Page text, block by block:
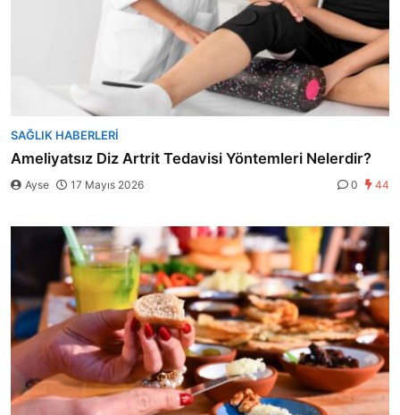
SAĞLIK HABERLERI
Ameliyatsız Diz Artrit Tedavisi Yöntemleri Nelerdir?
Ayse 17 Mayıs 2026 0 44